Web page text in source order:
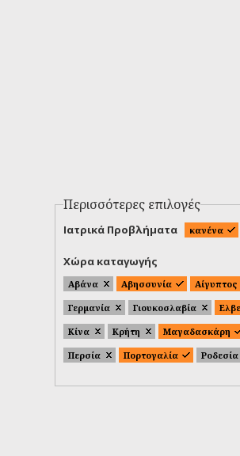
Περισσότερες επιλογές
Ιατρικά Προβλήματα κανένα
Χώρα καταγωγής
Αβάνα Αβησσυνία Αίγυπτος
Γερμανία
Γιουκοσλαβία
Κίνα
Κρήτη Μαγαδασκάρη
Περσία
Πορτογαλία Ροδεσία